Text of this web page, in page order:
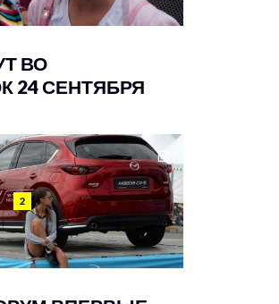
ВО
24 СЕНТЯБРЯ
2